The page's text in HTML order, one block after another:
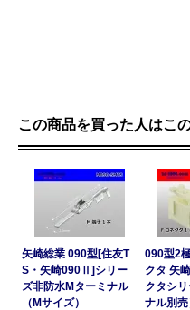
この商品を買った人はこ
矢崎総業 090型[住友T
S・矢崎090Ⅱ]シリー
ズ非防水Mターミナル
（Mサイズ）
090型2
クタ 矢
クタシ
ナル別売